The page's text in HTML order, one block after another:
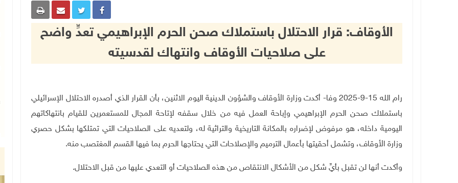
الأوقاف: قرار الاحتلال باستملاك صحن الحرم الإبراهيمي تعدٍّ واضح
على صلاحيات الأوقاف وانتهاك لقدسيته
رام الله 15-9-2025 وفا- أكدت وزارة الأوقاف والشؤون الدينية اليوم الاثنين، بأن القرار الذي أصدره الاحتلال الإسرائيلي
باستملاك صحن الحرم الإبراهيمي وإباحة العمل فيه من خلال سقفه لإتاحة المجال للمستعمرين للقيام بانتهاكاتهم
اليومية داخله، هو مرفوض لإضراره بالمكانة التاريخية والتراثية له، ولتعديه على الصلاحيات التي تمتلكها بشكل حصري
وزارة الأوقاف، وتشمل أحقيتها بأعمال الترميم والإصلاحات التي يحتاجها الحرم بما فيها القسم المغتصب منه.
وأكدت أنها لن تقبل بأيِّ شكل من الأشكال الانتقاص من هذه الصلاحيات أو التعدي عليها من قبل الاحتلال.